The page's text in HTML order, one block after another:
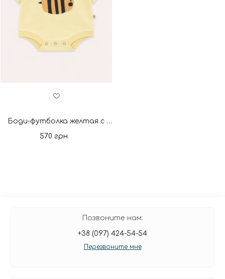
Боди-футболка желтая с двунитки Bee. Новая коллекция
570 грн
Позвоните нам:
+38 (097) 424-54-54
Перезвоните мне